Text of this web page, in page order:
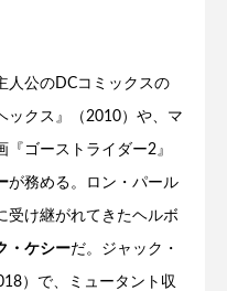
人公のDCコミックスの
ックス』（2010）や、マ
ゴーストライダー2』
が務める。ロン・パール
受け継がれてきたヘルボ
・ケシーだ。ジャック・
）で、ミュータント収